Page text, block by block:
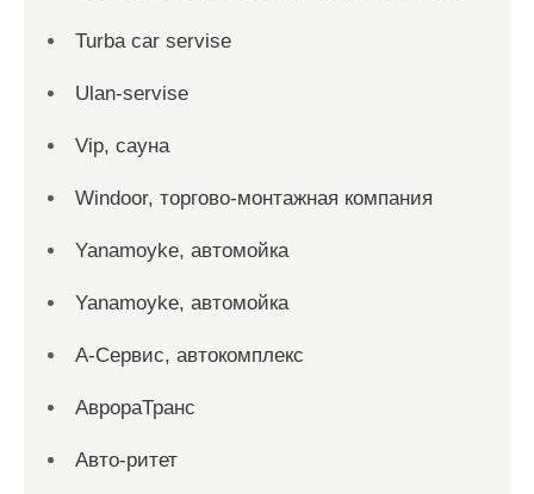
Turba car servise
Ulan-servise
Vip, сауна
Windoor, торгово-монтажная компания
Yanamoyke, автомойка
Yanamoyke, автомойка
А-Сервис, автокомплекс
АврораТранс
Авто-ритет